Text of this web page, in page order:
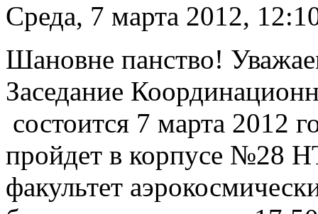
Среда, 7 марта 2012,
Шановне панство!
Заседание
состоится 7 марта 2012
пройдет в корпусе №28
факультет